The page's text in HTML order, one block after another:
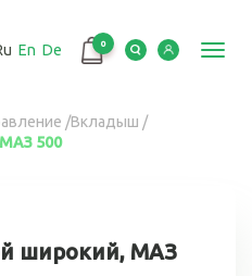
En De 0
/Вкладыш /
500
широкий, МАЗ